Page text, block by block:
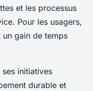
et les processus
Pour les usagers,
gain de temps
initiatives
durable et